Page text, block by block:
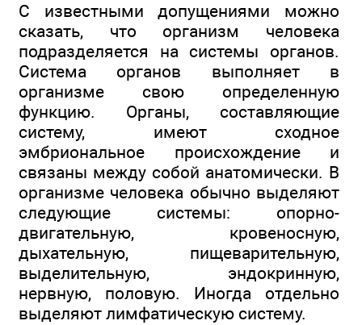
С известными допущениями можно
сказать, что организм человека
подразделяется на системы органов.
Система органов выполняет в
организме свою определенную
функцию. Органы, составляющие
систему, имеют сходное
эмбриональное происхождение и
связаны между собой анатомически. В
организме человека обычно выделяют
следующие системы: опорно-
двигательную, кровеносную,
дыхательную, пищеварительную,
выделительную, эндокринную,
нервную, половую. Иногда отдельно
выделяют лимфатическую систему.